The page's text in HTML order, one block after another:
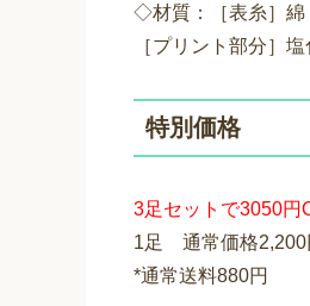
◇材質：［表糸］綿
［プリント部分］
特別価格
3足セットで3050円
1足 通常価格2,200
*通常送料880円